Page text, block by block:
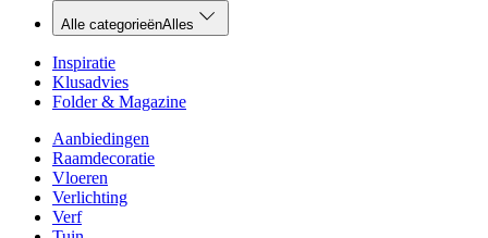
Alle categorieënAlles
Inspiratie
Klusadvies
Folder & Magazine
Aanbiedingen
Raamdecoratie
Vloeren
Verlichting
Verf